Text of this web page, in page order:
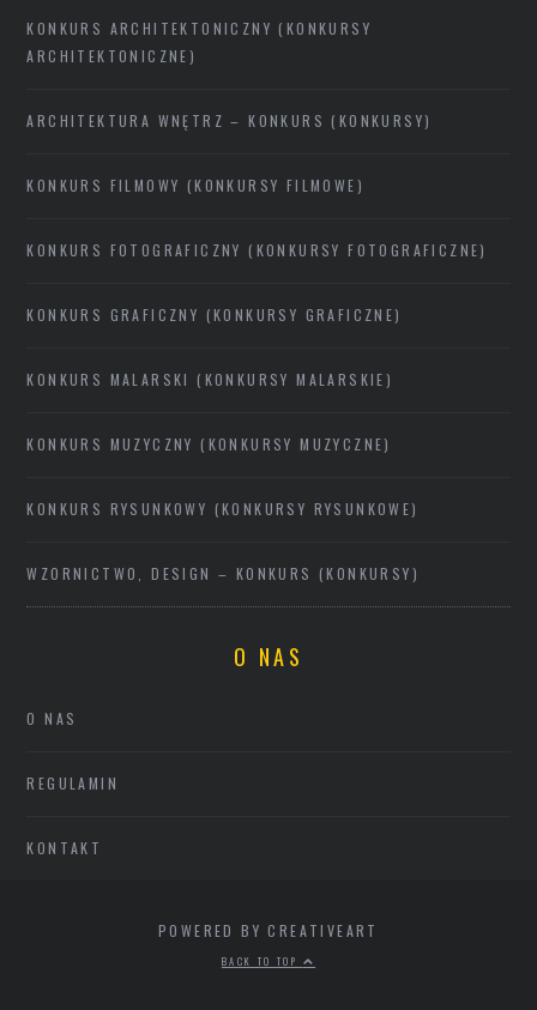
KONKURS ARCHITEKTONICZNY (KONKURSY
ARCHITEKTONICZNE)
ARCHITEKTURA WNĘTRZ – KONKURS (KONKURSY)
KONKURS FILMOWY (KONKURSY FILMOWE)
KONKURS FOTOGRAFICZNY (KONKURSY FOTOGRAFICZNE)
KONKURS GRAFICZNY (KONKURSY GRAFICZNE)
KONKURS MALARSKI (KONKURSY MALARSKIE)
KONKURS MUZYCZNY (KONKURSY MUZYCZNE)
KONKURS RYSUNKOWY (KONKURSY RYSUNKOWE)
WZORNICTWO, DESIGN – KONKURS (KONKURSY)
O NAS
O NAS
REGULAMIN
KONTAKT
POWERED BY CREATIVEART
BACK TO TOP